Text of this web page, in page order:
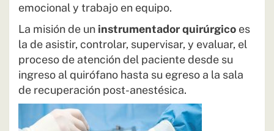
emocional y trabajo en equipo.
La misión de un instrumentador quirúrgico es
la de asistir, controlar, supervisar, y evaluar, el
proceso de atención del paciente desde su
ingreso al quirófano hasta su egreso a la sala
de recuperación post-anestésica.